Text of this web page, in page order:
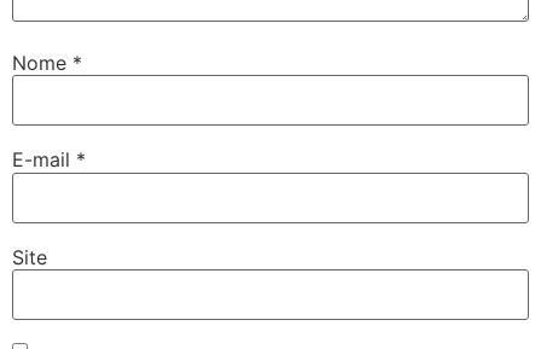
Nome *
E-mail *
Site